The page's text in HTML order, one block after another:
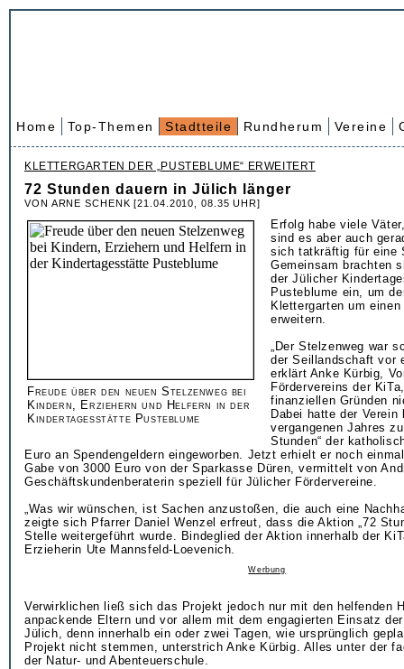
Home Top-Themen Stadtteile Rundherum Vereine
KLETTERGARTEN DER „PUSTEBLUME“ ERWEITERT
72 Stunden dauern in Jülich länger
VON ARNE SCHENK [21.04.2010, 08.35 UHR]
Freude über den neuen Stelzenweg bei
Kindern, Erziehern und Helfern in der
Kindertagesstätte Pusteblume
Erfolg habe viele
sind es aber auch
sich tatkräftig für eine
Gemeinsam brachten
der Jülicher
Pusteblume ein, um
Klettergarten um
erweitern.
„Der Stelzenweg war
der Seillandschaft vor
erklärt Anke Kürbig,
Fördervereins der
finanziellen Gründen
Dabei hatte der
vergangenen Jahres
Stunden“ der
Euro an Spendengeldern eingeworben. Jetzt erhielt er noch
Gabe von 3000 Euro von der Sparkasse Düren, vermittelt von
Geschäftskundenberaterin speziell für Jülicher Fördervereine.
„Was wir wünschen, ist Sachen anzustoßen, die auch eine
zeigte sich Pfarrer Daniel Wenzel erfreut, dass die Aktion „72
Stelle weitergeführt wurde. Bindeglied der Aktion innerhalb der
Erzieherin Ute Mannsfeld-Loevenich.
Werbung
Verwirklichen ließ sich das Projekt jedoch nur mit den helfenden
anpackende Eltern und vor allem mit dem engagierten Einsatz
Jülich, denn innerhalb ein oder zwei Tagen, wie ursprünglich
Projekt nicht stemmen, unterstrich Anke Kürbig. Alles unter der
der Natur- und Abenteuerschule.